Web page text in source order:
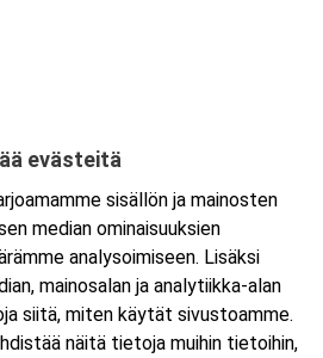
evästeitä
sisällön ja mainosten
median ominaisuuksien
analysoimiseen. Lisäksi
mainosalan ja analytiikka-alan
siitä, miten käytät sivustoamme.
näitä tietoja muihin tietoihin,